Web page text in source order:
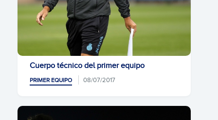
Cuerpo técnico del primer equipo
PRIMER EQUIPO 08/07/2017